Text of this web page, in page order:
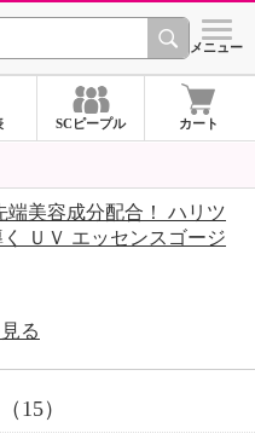
シ
メニュー
SCピープル カート
端美容成分配合！ ハリツ
ＵＶ エッセンスゴージ
る
（15）